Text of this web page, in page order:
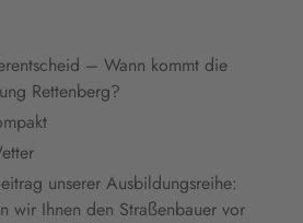
– Wann kommt die
Rettenberg?
unserer Ausbildungsreihe:
wir Ihnen den Straßenbauer vor